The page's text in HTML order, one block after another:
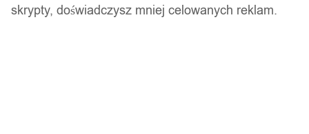
skrypty, doświadczysz mniej celowanych reklam.